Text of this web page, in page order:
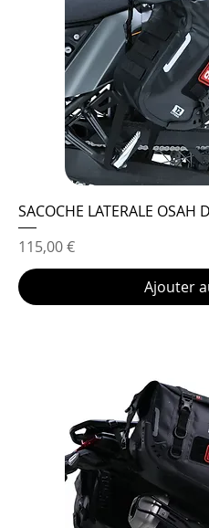
SACOCHE LATERALE OSAH
Prix
115,00 €
Ajouter